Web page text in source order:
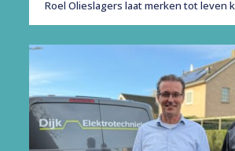
Roel Olieslagers laat merken tot leven